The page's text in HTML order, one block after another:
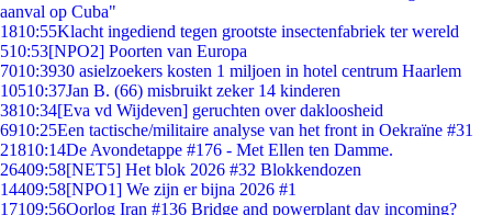
aanval op Cuba"
1810:55Klacht ingediend tegen grootste insectenfabriek ter wereld
510:53[NPO2] Poorten van Europa
7010:3930 asielzoekers kosten 1 miljoen in hotel centrum Haarlem
10510:37Jan B. (66) misbruikt zeker 14 kinderen
3810:34[Eva vd Wijdeven] geruchten over dakloosheid
6910:25Een tactische/militaire analyse van het front in Oekraïne #31
21810:14De Avondetappe #176 - Met Ellen ten Damme.
26409:58[NET5] Het blok 2026 #32 Blokkendozen
14409:58[NPO1] We zijn er bijna 2026 #1
17109:56Oorlog Iran #136 Bridge and powerplant day incoming?